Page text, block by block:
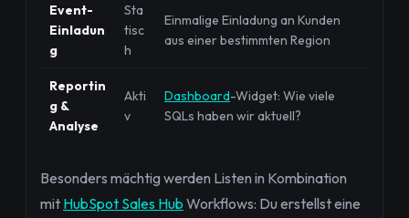
Event-
Einladun
g
Sta
tisc
h
Einmalige Einladung an Kunden
aus einer bestimmten Region
Reportin
g &
Analyse
Akti
v
Dashboard-Widget: Wie viele
SQLs haben wir aktuell?
Besonders mächtig werden Listen in Kombination
mit HubSpot Sales Hub Workflows: Du erstellst eine